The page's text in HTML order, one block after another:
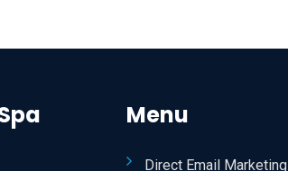
Menu
Direct Email Marketing